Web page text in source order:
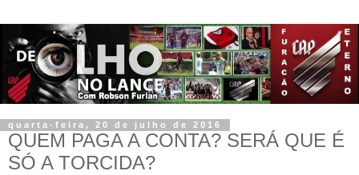
quarta-feira, 20 de julho de 2016
QUEM PAGA A CONTA? SERÁ QUE É
SÓ A TORCIDA?